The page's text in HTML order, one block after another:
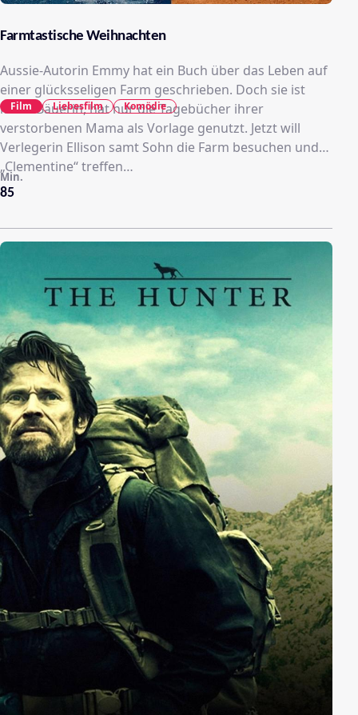
Farmtastische Weihnachten
Aussie-Autorin Emmy hat ein Buch über das Leben auf
einer glücksseligen Farm geschrieben. Doch sie ist
keine Bäuerin, hat nur die Tagebücher ihrer
verstorbenen Mama als Vorlage genutzt. Jetzt will
Verlegerin Ellison samt Sohn die Farm besuchen und
„Clementine“ treffen…
85
Min.
Film Liebesfilm Komödie